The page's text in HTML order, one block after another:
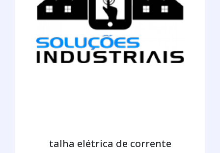
talha elétrica de corrente